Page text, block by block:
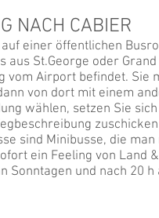
NACH CABIER
einer öffentlichen
aus St.George oder
vom Airport befindet. Sie
von dort mit einem
wählen, setzen Sie
sind Minibusse, die
ein Feeling von Land
Sonntagen und nach 20